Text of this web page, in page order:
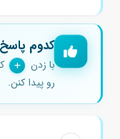
کدوم
با زدن
رو پیدا کنن.